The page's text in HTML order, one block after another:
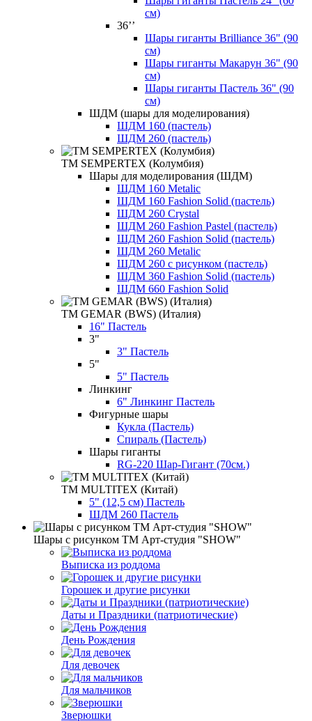
см)
36’’
Шары гиганты Brilliance 36" (90
см)
Шары гиганты Макарун 36" (90
см)
Шары гиганты Пастель 36" (90
см)
ШДМ (шары для моделирования)
ШДМ 160 (пастель)
ШДМ 260 (пастель)
ТМ SEMPERTEX (Колумбия)
Шары для моделирования (ШДМ)
ШДМ 160 Metalic
ШДМ 160 Fashion Solid (пастель)
ШДМ 260 Crystal
ШДМ 260 Fashion Pastel (пастель)
ШДМ 260 Fashion Solid (пастель)
ШДМ 260 Metalic
ШДМ 260 с рисунком (пастель)
ШДМ 360 Fashion Solid (пастель)
ШДМ 660 Fashion Solid
ТМ GEMAR (BWS) (Италия)
16" Пастель
3"
3" Пастель
5"
5" Пастель
Линкинг
6" Линкинг Пастель
Фигурные шары
Кукла (Пастель)
Спираль (Пастель)
Шары гиганты
RG-220 Шар-Гигант (70см.)
ТМ MULTITEX (Китай)
5" (12,5 см) Пастель
ШДМ 260 Пастель
Шары с рисунком ТМ Арт-студия "SHOW"
Выписка из роддома
Горошек и другие рисунки
Даты и Праздники (патриотические)
День Рождения
Для девочек
Для мальчиков
Зверюшки